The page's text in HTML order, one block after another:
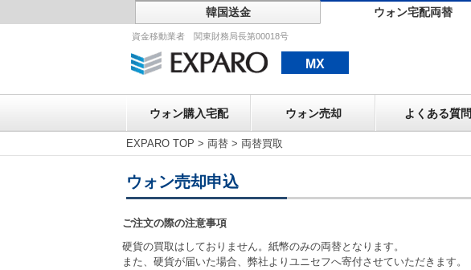
韓国送金 ウォン宅配両替
資金移動業者 関東財務局長第00018号
MX
ウォン購入宅配 ウォン売却 よくある質問
ウォン売却
EXPARO TOP > 両替 > 両替買取
ウォン売却申込
ご注文の際の注意事項
硬貨の買取はしておりません。紙幣のみの両替となります。
また、硬貨が届いた場合、弊社よりユニセフへ寄付させていただきます。